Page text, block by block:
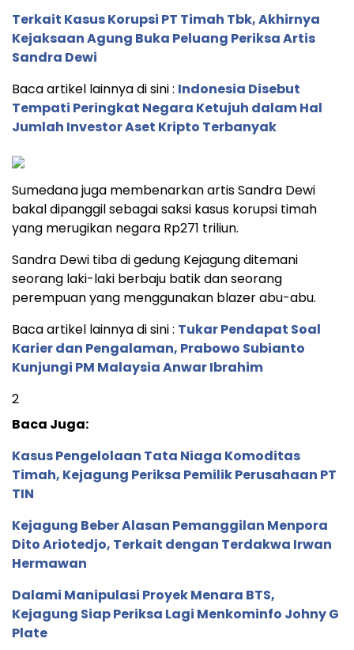
Terkait Kasus Korupsi PT Timah Tbk, Akhirnya
Kejaksaan Agung Buka Peluang Periksa Artis
Sandra Dewi
Baca artikel lainnya di sini : Indonesia Disebut
Tempati Peringkat Negara Ketujuh dalam Hal
Jumlah Investor Aset Kripto Terbanyak
Sumedana juga membenarkan artis Sandra Dewi
bakal dipanggil sebagai saksi kasus korupsi timah
yang merugikan negara Rp271 triliun.
Sandra Dewi tiba di gedung Kejagung ditemani
seorang laki-laki berbaju batik dan seorang
perempuan yang menggunakan blazer abu-abu.
Baca artikel lainnya di sini : Tukar Pendapat Soal
Karier dan Pengalaman, Prabowo Subianto
Kunjungi PM Malaysia Anwar Ibrahim
2
Baca Juga:
Kasus Pengelolaan Tata Niaga Komoditas
Timah, Kejagung Periksa Pemilik Perusahaan PT
TIN
Kejagung Beber Alasan Pemanggilan Menpora
Dito Ariotedjo, Terkait dengan Terdakwa Irwan
Hermawan
Dalami Manipulasi Proyek Menara BTS,
Kejagung Siap Periksa Lagi Menkominfo Johny G
Plate